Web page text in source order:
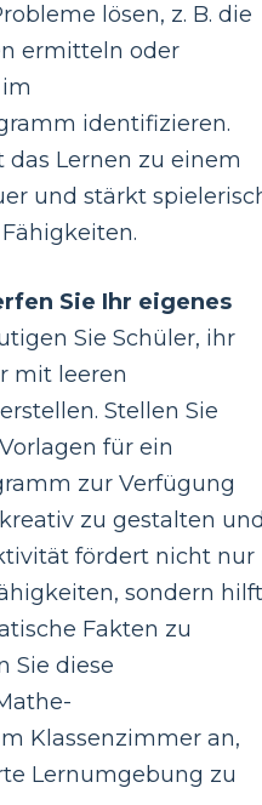
lösen, z. B. die
ermitteln oder
identifizieren.
Lernen zu einem
und stärkt
Sie Ihr eigenes
Sie Schüler, ihr
mit leeren
Stellen Sie
für ein
zur Verfügung
zu gestalten
fördert nicht nur
sondern hilft
Fakten zu
Sie diese
Klassenzimmer an,
Lernumgebung zu